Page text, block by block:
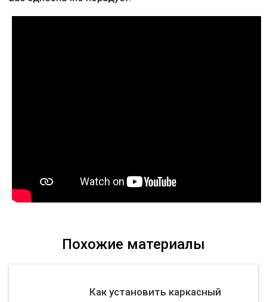
Похожие материалы
Как установить каркасный